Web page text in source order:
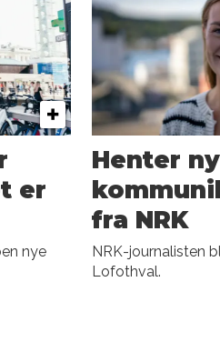
er
nye
Henter ny
fra NRK
NRK-journalisten
Lofothval.